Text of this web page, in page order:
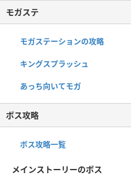
モガステ
モガステーションの攻略
キングスプラッシュ
あっち向いてモガ
ボス攻略
ボス攻略一覧
メインストーリーのボス